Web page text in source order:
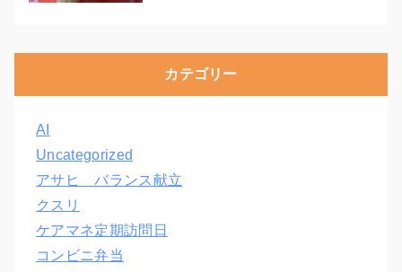
カテゴリー
AI
Uncategorized
アサヒ バランス献立
クスリ
ケアマネ定期訪問日
コンビニ弁当